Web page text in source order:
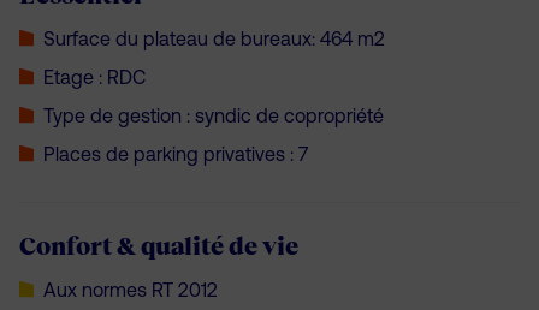
Surface du plateau de bureaux: 464 m2
Etage : RDC
Type de gestion : syndic de copropriété
Places de parking privatives : 7
Confort & qualité de vie
Aux normes RT 2012